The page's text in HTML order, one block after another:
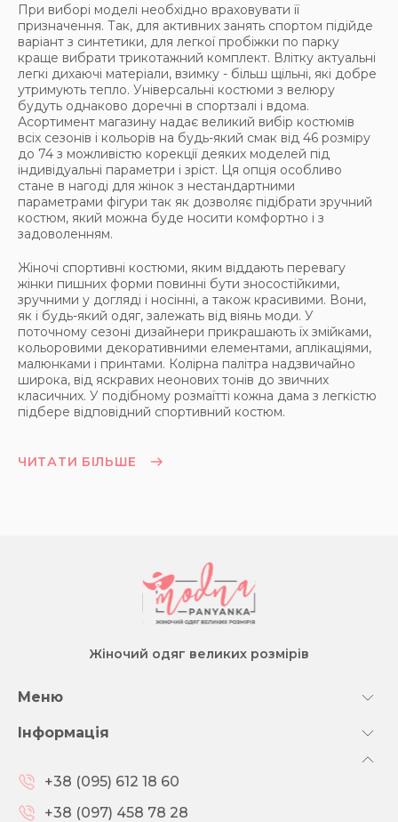
При виборі моделі необхідно враховувати її
призначення. Так, для активних занять спортом підійде
варіант з синтетики, для легкої пробіжки по парку
краще вибрати трикотажний комплект. Влітку актуальні
легкі дихаючі матеріали, взимку - більш щільні, які добре
утримують тепло. Універсальні костюми з велюру
будуть однаково доречні в спортзалі і вдома.
Асортимент магазину надає великий вибір костюмів
всіх сезонів і кольорів на будь-який смак від 46 розміру
до 74 з можливістю корекції деяких моделей під
індивідуальні параметри і зріст. Ця опція особливо
стане в нагоді для жінок з нестандартними
параметрами фігури так як дозволяє підібрати зручний
костюм, який можна буде носити комфортно і з
задоволенням.
Жіночі спортивні костюми, яким віддають перевагу
жінки пишних форми повинні бути зносостійкими,
зручними у догляді і носінні, а також красивими. Вони,
як і будь-який одяг, залежать від віянь моди. У
поточному сезоні дизайнери прикрашають їх змійками,
кольоровими декоративними елементами, аплікаціями,
малюнками і принтами. Колірна палітра надзвичайно
широка, від яскравих неонових тонів до звичних
класичних. У подібному розмаїтті кожна дама з легкістю
підбере відповідний спортивний костюм.
ЧИТАТИ БІЛЬШЕ
Жіночий одяг великих розмірів
Меню
Інформація
+38 (095) 612 18 60
+38 (097) 458 78 28